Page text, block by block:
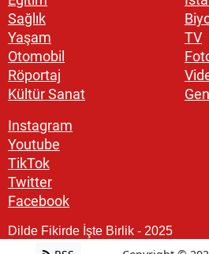
Sağlık
Yaşam
Otomobil
Röportaj
Kültür Sanat
TV
Instagram
Youtube
TikTok
Twitter
Facebook
Dilde Fikirde İşte Birlik - 2025